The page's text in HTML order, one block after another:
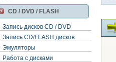
CD / DVD / FLASH
Запись дисков CD / DVD
Запись CD/FLASH дисков
Эмуляторы
Работа с дисками